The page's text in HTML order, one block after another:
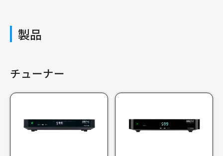
製品
チューナー